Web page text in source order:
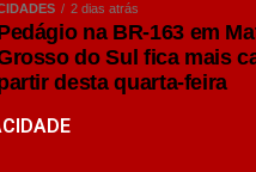
2 dias atrás
na BR-163 em
do Sul fica mais
desta quarta-feira